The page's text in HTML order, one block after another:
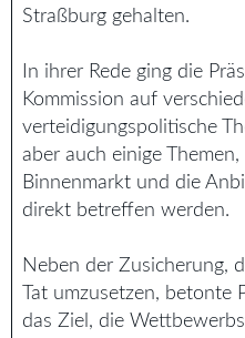
Straßburg gehalten.
In ihrer Rede ging die
Kommission auf
verteidigungspolitische
aber auch einige
Binnenmarkt und die
direkt betreffen werden.
Neben der Zusicherung,
Tat umzusetzen, betonte
das Ziel, die